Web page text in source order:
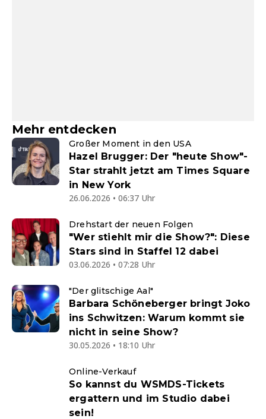
Mehr entdecken
Großer Moment in den USA
Hazel Brugger: Der "heute Show"-
Star strahlt jetzt am Times Square
in New York
26.06.2026 • 06:37 Uhr
Drehstart der neuen Folgen
"Wer stiehlt mir die Show?": Diese
Stars sind in Staffel 12 dabei
03.06.2026 • 07:28 Uhr
"Der glitschige Aal"
Barbara Schöneberger bringt Joko
ins Schwitzen: Warum kommt sie
nicht in seine Show?
30.05.2026 • 18:10 Uhr
Online-Verkauf
So kannst du WSMDS-Tickets
ergattern und im Studio dabei
sein!